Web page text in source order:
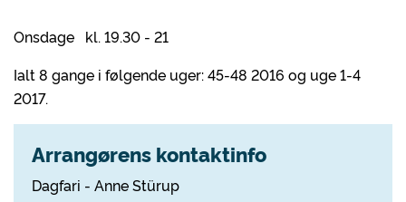
Onsdage kl. 19.30 - 21
Ialt 8 gange i følgende uger: 45-48 2016 og uge 1-4
2017.
Arrangørens kontaktinfo
Dagfari - Anne Stürup